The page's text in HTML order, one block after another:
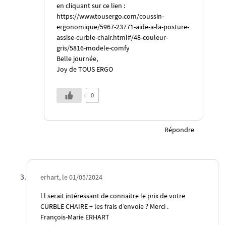
en cliquant sur ce lien :
https://www.tousergo.com/coussin-
ergonomique/5967-23771-aide-a-la-posture-
assise-curble-chair.html#/48-couleur-
gris/5816-modele-comfy
Belle journée,
Joy de TOUS ERGO
0
Répondre
erhart, le 01/05/2024
l l serait intéressant de connaitre le prix de votre
CURBLE CHAIRE + les frais d’envoie ? Merci .
François-Marie ERHART